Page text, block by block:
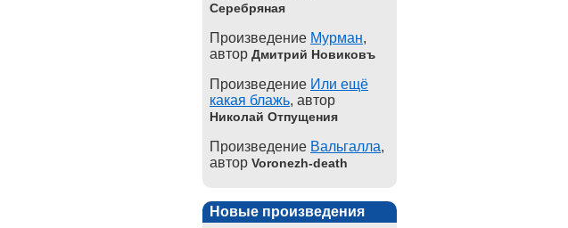
Серебряная
Произведение Мурман,
автор Дмитрий Новиковъ
Произведение Или ещё
какая блажь, автор
Николай Отпущения
Произведение Вальгалла,
автор Voronezh-death
Новые произведения